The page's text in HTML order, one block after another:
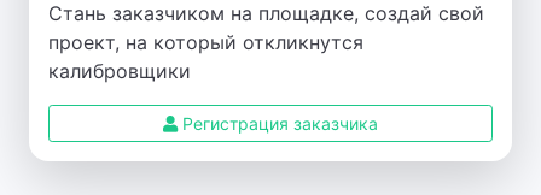
Стань заказчиком на площадке, создай свой
проект, на который откликнутся
калибровщики
Регистрация заказчика